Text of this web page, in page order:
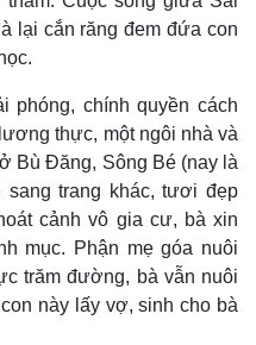
lại cắn răng đem đứa con
phóng, chính quyền cách
thực, một ngôi nhà và
Bù Đăng, Sông Bé (nay là
trang khác, tươi đẹp
cảnh vô gia cư, bà xin
mục. Phận mẹ góa nuôi
trăm đường, bà vẫn nuôi
này lấy vợ, sinh cho bà